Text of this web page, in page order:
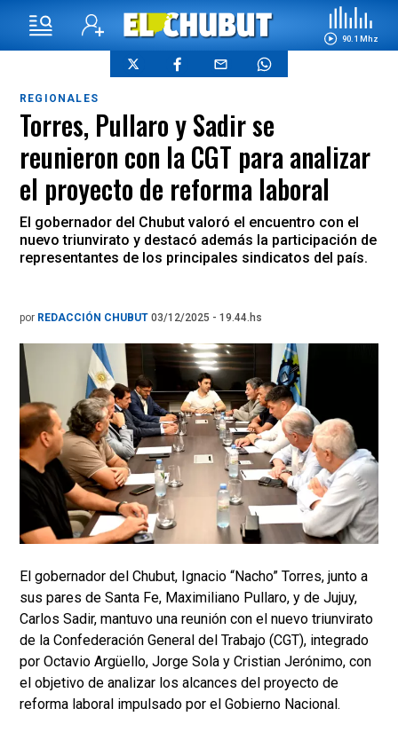
90.1 Mhz
REGIONALES
Torres, Pullaro y Sadir se
reunieron con la CGT para analizar
el proyecto de reforma laboral
El gobernador del Chubut valoró el encuentro con el
nuevo triunvirato y destacó además la participación de
representantes de los principales sindicatos del país.
por REDACCIÓN CHUBUT 03/12/2025 - 19.44.hs
El gobernador del Chubut, Ignacio “Nacho” Torres, junto a
sus pares de Santa Fe, Maximiliano Pullaro, y de Jujuy,
Carlos Sadir, mantuvo una reunión con el nuevo triunvirato
de la Confederación General del Trabajo (CGT), integrado
por Octavio Argüello, Jorge Sola y Cristian Jerónimo, con
el objetivo de analizar los alcances del proyecto de
reforma laboral impulsado por el Gobierno Nacional.